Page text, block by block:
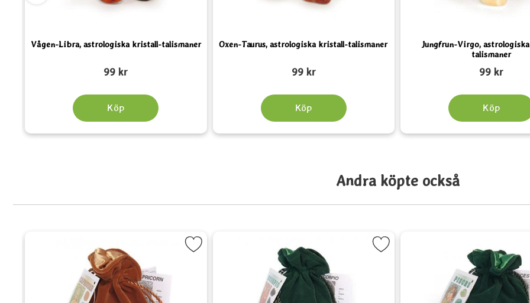
Vågen-Libra, astrologiska kristall-talismaner
99 kr
Köp
Oxen-Taurus, astrologiska kristall-talismaner
99 kr
Köp
Jungfrun-Virgo,
talismaner
99 kr
Köp
Andra köpte också
- Rikedom som favorit
Markera Stenbocken-Capricorn, astrologiska kristall-talismaner som favoritMarkera Skorpionen-Scorpio, astrologiska kristall-talismaner som favorit
Markera Fiskarna-